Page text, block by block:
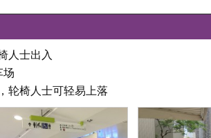
人士出入
场
轮椅人士可轻易上落